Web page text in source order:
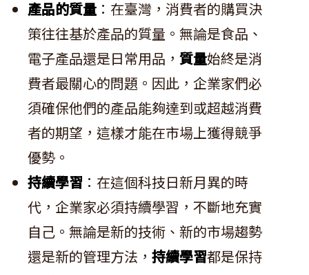
產品的質量 ：在臺灣，消費者的購買決
策往往基於產品的質量。無論是食品、
電子產品還是日常用品， 質量始終是消
費者最關心的問題。因此，企業家們必
須確保他們的產品能夠達到或超越消費
者的期望，這樣才能在市場上獲得競爭
優勢。
持續學習 ：在這個科技日新月異的時
代，企業家必須持續學習，不斷地充實
自己。無論是新的技術、新的市場趨勢
還是新的管理方法， 持續學習都是保持